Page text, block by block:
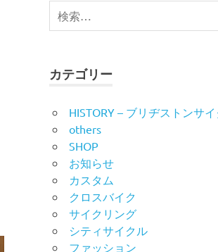
検
索
カテゴリー
HISTORY – ブリヂストンサ
others
SHOP
お知らせ
カスタム
クロスバイク
サイクリング
シティサイクル
ファッション